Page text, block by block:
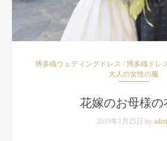
博多織ウェディングドレス / 博多織ドレ
大人の女性の服
花嫁のお母様の
2019年1月25日 by